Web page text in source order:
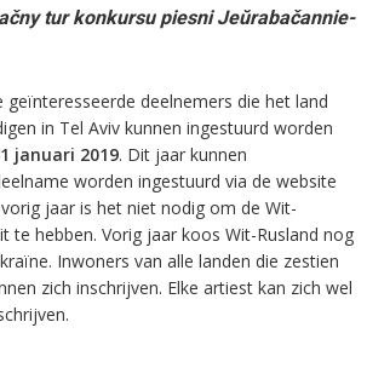
tur konkursu piesni Jeŭrabačannie-
geïnteresseerde deelnemers die het land
in Tel Aviv kunnen ingestuurd worden
januari 2019. Dit jaar kunnen
worden ingestuurd via de website
jaar is het niet nodig om de Wit-
te hebben. Vorig jaar koos Wit-Rusland nog
Inwoners van alle landen die zestien
zich inschrijven. Elke artiest kan zich wel